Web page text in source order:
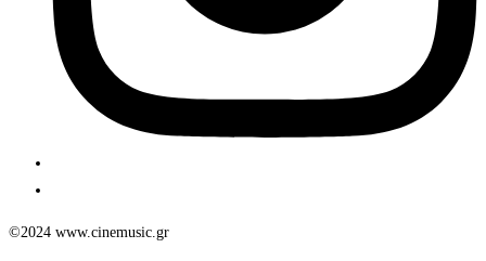
©2024 www.cinemusic.gr